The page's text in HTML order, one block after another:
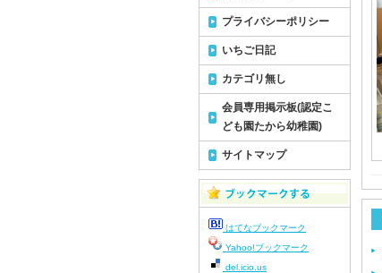
プライバシーポリシー
いちご日記
カテゴリ無し
会員専用掲示板(認定こ
ども園たから幼稚園)
サイトマップ
はてなブックマーク
Yahoo!ブックマーク
del.icio.us